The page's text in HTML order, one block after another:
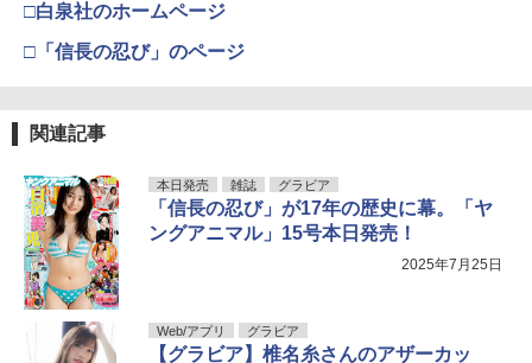
□白泉社のホームページ
□「信長の忍び」のページ
関連記事
本日発売 雑誌 グラビア
「信長の忍び」が17年の歴史に幕。「ヤ
ングアニマル」15号本日発売！
2025年7月25日
Web/アプリ グラビア
【グラビア】椎名糸さんのアザーカッ